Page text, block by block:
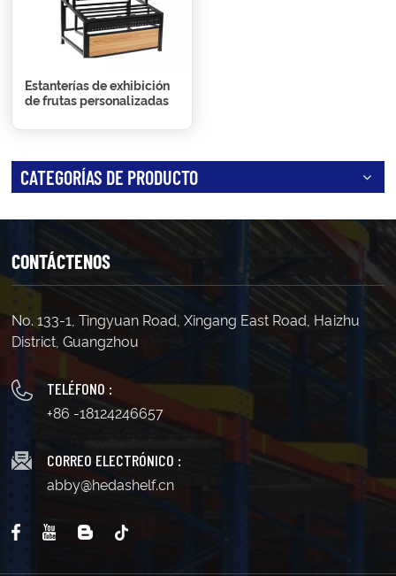
Estanterías de exhibición
de frutas personalizadas
CATEGORÍAS DE PRODUCTO
CONTÁCTENOS
No. 133-1, Tingyuan Road, Xingang East Road, Haizhu
District, Guangzhou
TELÉFONO :
+86 -18124246657
CORREO ELECTRÓNICO :
abby@hedashelf.cn